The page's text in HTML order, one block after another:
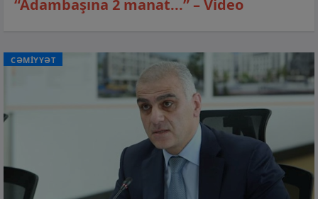
“Adambaşına 2 manat...” – Video
CƏMİYYƏT